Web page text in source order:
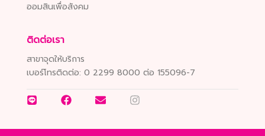
ออมสินเพื่อสังคม
ติดต่อเรา
สาขาจุดให้บริการ
เบอร์โทรติดต่อ: 0 2299 8000 ต่อ 155096-7